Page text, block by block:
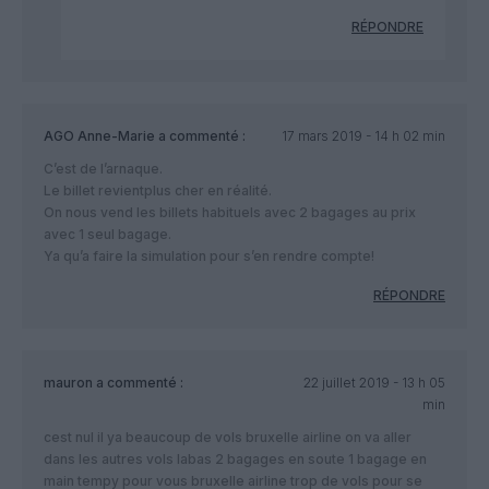
RÉPONDRE
AGO Anne-Marie a commenté :
17 mars 2019 - 14 h 02 min
C’est de l’arnaque.
Le billet revientplus cher en réalité.
On nous vend les billets habituels avec 2 bagages au prix
avec 1 seul bagage.
Ya qu’a faire la simulation pour s’en rendre compte!
RÉPONDRE
mauron a commenté :
22 juillet 2019 - 13 h 05
min
cest nul il ya beaucoup de vols bruxelle airline on va aller
dans les autres vols labas 2 bagages en soute 1 bagage en
main tempy pour vous bruxelle airline trop de vols pour se